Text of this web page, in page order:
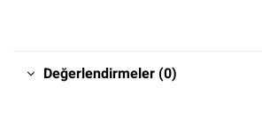
Değerlendirmeler (0)